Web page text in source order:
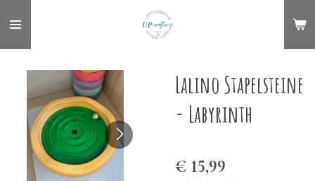
Lalino Stapelsteine
- Labyrinth
€ 15,99